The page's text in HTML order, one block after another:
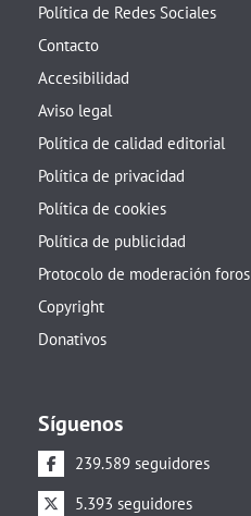
Política de Redes Sociales
Contacto
Accesibilidad
Aviso legal
Política de calidad editorial
Política de privacidad
Política de cookies
Política de publicidad
Protocolo de moderación foros
Copyright
Donativos
Síguenos
239.589 seguidores
5.393 seguidores